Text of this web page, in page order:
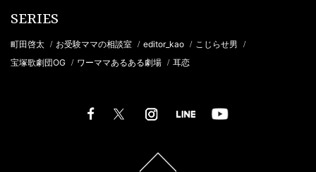
SERIES
町田啓太 / お受験ママの相談室 / editor_kao / こじらせ男 /
宝塚歌劇団OG / ワーママあるある劇場 / 耳恋